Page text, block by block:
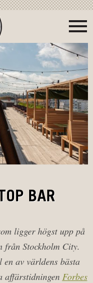
BAR
ligger högst upp på
från Stockholm City.
av världens bästa
affärstidningen Forbes